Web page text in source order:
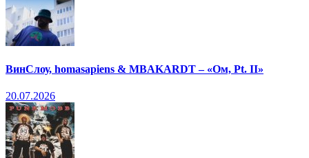
ВинСлоу, homasapiens & MBAKARDT – «Ом, Pt. II»
20.07.2026